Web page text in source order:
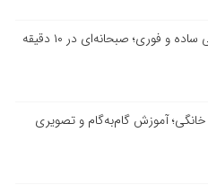
و فوری؛ صبحانه‌ای در ۱۰ دقیقه
آموزش گام‌به‌گام و تصویری